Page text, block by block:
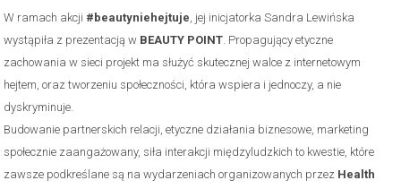
W ramach akcji #beautyniehejtuje , jej inicjatorka Sandra Lewińska
wystąpiła z prezentacją w BEAUTY POINT . Propagujący etyczne
zachowania w sieci projekt ma służyć skutecznej walce z internetowym
hejtem, oraz tworzeniu społeczności, która wspiera i jednoczy, a nie
dyskryminuje.
Budowanie partnerskich relacji, etyczne działania biznesowe, marketing
społecznie zaangażowany, siła interakcji międzyludzkich to kwestie, które
zawsze podkreślane są na wydarzeniach organizowanych przez Health